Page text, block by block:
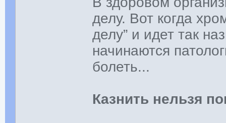
делу. Вот когда
делу” и идет так
начинаются
болеть...
Казнить нельзя